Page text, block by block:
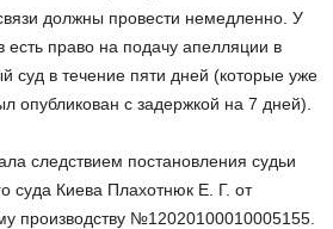
должны провести немедленно. У
есть право на подачу апелляции в
суд в течение пяти дней (которые уже
опубликован с задержкой на 7 дней).
следствием постановления судьи
суда Киева Плахотнюк Е. Г. от
производству №12020100010005155.